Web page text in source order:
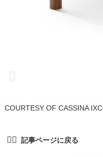
COURTESY OF CASSINA IXC.